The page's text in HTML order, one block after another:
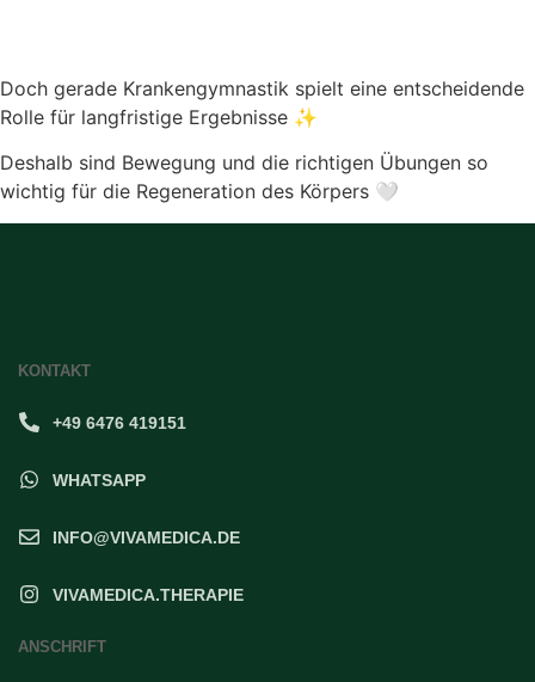
Doch gerade Krankengymnastik spielt eine entscheidende
Rolle für langfristige Ergebnisse ✨
Deshalb sind Bewegung und die richtigen Übungen so
wichtig für die Regeneration des Körpers 🤍
KONTAKT
+49 6476 419151
WHATSAPP
INFO@VIVAMEDICA.DE
VIVAMEDICA.THERAPIE
ANSCHRIFT